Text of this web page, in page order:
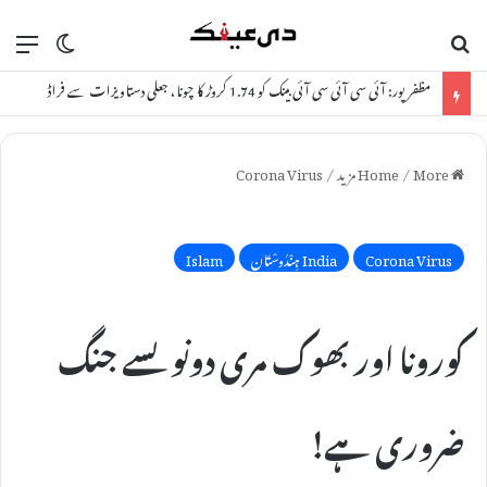
skin
مظفرپور: آئی سی آئی سی آئی بینک کو 1.74 کروڑ کا چونا، جعلی دستاویزات سے فراڈ
/More مزید /
Corona Virus
Corona Virus India ہِنْدُوسْتَان Islam
کورونا اور بھوک مری دونوںسے جنگ
ضروری ہے!